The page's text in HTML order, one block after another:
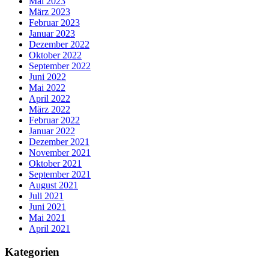
März 2023
Februar 2023
Januar 2023
Dezember 2022
Oktober 2022
September 2022
Juni 2022
Mai 2022
April 2022
März 2022
Februar 2022
Januar 2022
Dezember 2021
November 2021
Oktober 2021
September 2021
August 2021
Juli 2021
Juni 2021
Mai 2021
April 2021
Kategorien